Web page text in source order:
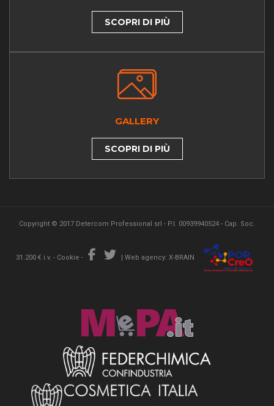
SCOPRI DI PIÙ
GALLERY
SCOPRI DI PIÙ
Copyright © 2017 Detercom Professional srl - P.I. 00939940524 - Cap. Soc.
31.200 € i.v. - Cookie - | Web agency: X-BRAIN